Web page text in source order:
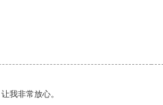
我非常放心。